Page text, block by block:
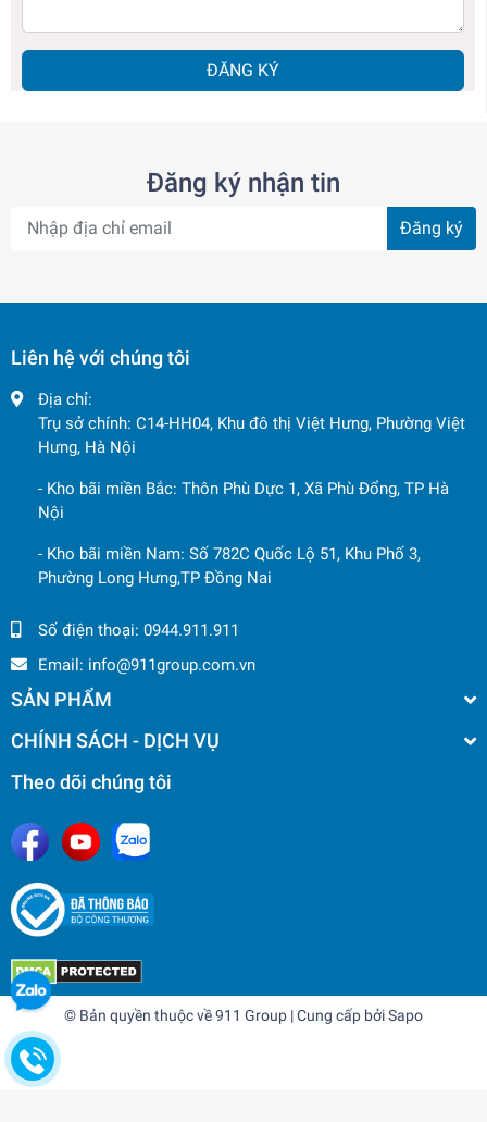
ĐĂNG KÝ
Đăng ký nhận tin
Đăng ký
Liên hệ với chúng tôi
Địa chỉ:
Trụ sở chính: C14-HH04, Khu đô thị Việt Hưng, Phường Việt
Hưng, Hà Nội
- Kho bãi miền Bắc: Thôn Phù Dực 1, Xã Phù Đổng, TP Hà
Nội
- Kho bãi miền Nam: Số 782C Quốc Lộ 51, Khu Phố 3,
Phường Long Hưng,TP Đồng Nai
Số điện thoại: 0944.911.911
Email: info@911group.com.vn
SẢN PHẨM
CHÍNH SÁCH - DỊCH VỤ
Theo dõi chúng tôi
© Bản quyền thuộc về911 Group | Cung cấp bởiSapo